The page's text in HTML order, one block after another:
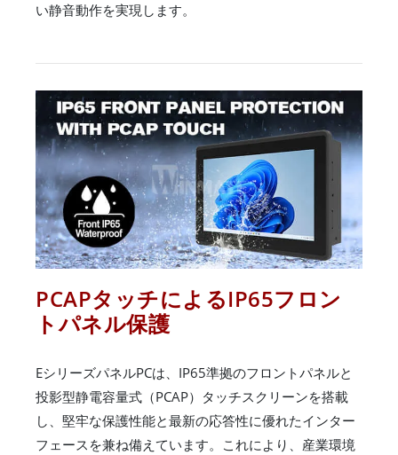
い静音動作を実現します。
PCAPタッチによるIP65フロン
トパネル保護
EシリーズパネルPCは、IP65準拠のフロントパネルと
投影型静電容量式（PCAP）タッチスクリーンを搭載
し、堅牢な保護性能と最新の応答性に優れたインター
フェースを兼ね備えています。これにより、産業環境